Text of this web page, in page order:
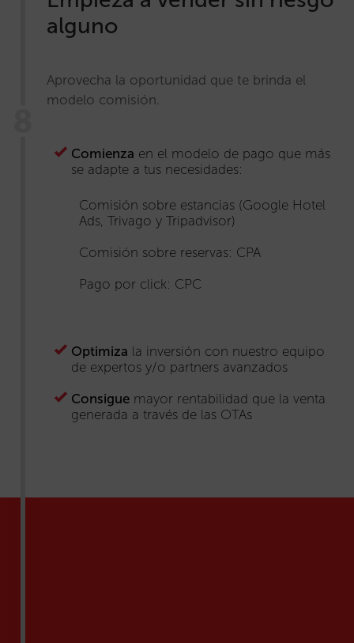
alguno
Aprovecha la oportunidad que te brinda el
modelo comisión.
Comienza en el modelo de pago que más
se adapte a tus necesidades:
Comisión sobre estancias (Google Hotel
Ads, Trivago y Tripadvisor)
Comisión sobre reservas: CPA
Pago por click: CPC
Optimiza la inversión con nuestro equipo
de expertos y/o partners avanzados
Consiguemayor rentabilidad que la venta
generada a través de las OTAs